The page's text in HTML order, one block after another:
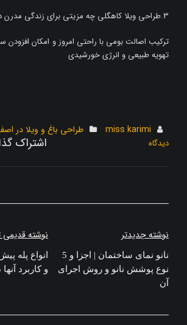
3.طراحی ویلا کاهگلی چه مزیتی برای زندگی مدرن دارد؟
ترکیب اصالت بومی با راحتی امروز و امکان افزودن
تهویه طبیعی و انرژی خورشیدی
miss karimi طراحی باغ و ویلا در
دیدگاه
اشتراک
راهبری
نوشته
نوشته قدیمی
و کاربرد
نوشته جدیدتر
نانو نمای ساختمان | اجزا و 5
نوع پوشش نانو و روش اجرای
آن